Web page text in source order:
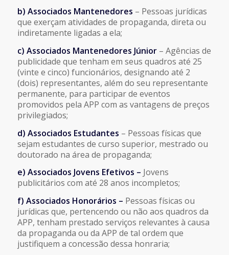
b) Associados Mantenedores – Pessoas jurídicas
que exerçam atividades de propaganda, direta ou
indiretamente ligadas a ela;
c) Associados Mantenedores Júnior– Agências de
publicidade que tenham em seus quadros até 25
(vinte e cinco) funcionários, designando até 2
(dois) representantes, além do seu representante
permanente, para participar de eventos
promovidos pela APP com as vantagens de preços
privilegiados;
d) Associados Estudantes – Pessoas físicas que
sejam estudantes de curso superior, mestrado ou
doutorado na área de propaganda;
e) Associados Jovens Efetivos – Jovens
publicitários com até 28 anos incompletos;
f) Associados Honorários – Pessoas físicas ou
jurídicas que, pertencendo ou não aos quadros da
APP, tenham prestado serviços relevantes à causa
da propaganda ou da APP de tal ordem que
justifiquem a concessão dessa honraria;